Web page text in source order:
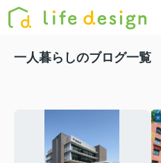
一人暮らしのブログ一覧